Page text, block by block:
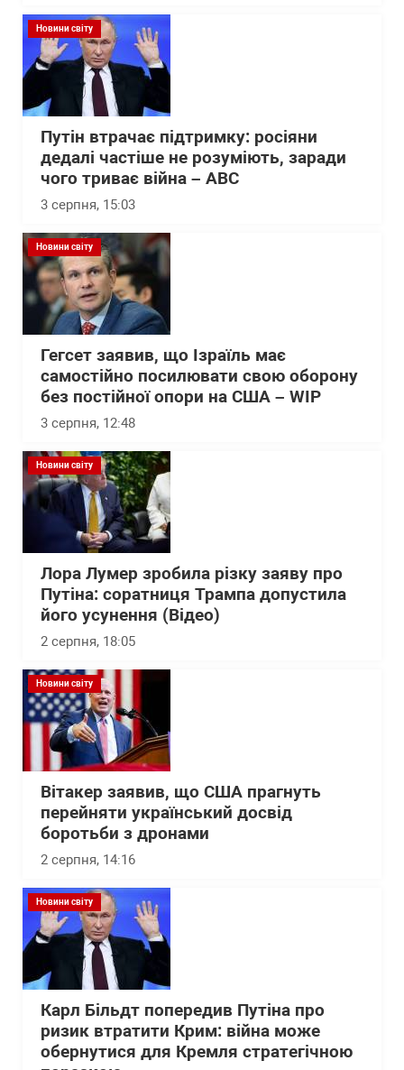
Новини світу
Путін втрачає підтримку: росіяни
дедалі частіше не розуміють, заради
чого триває війна – АВС
3 серпня, 15:03
Новини світу
Гегсет заявив, що Ізраїль має
самостійно посилювати свою оборону
без постійної опори на США – WІP
3 серпня, 12:48
Новини світу
Лора Лумер зробила різку заяву про
Путіна: соратниця Трампа допустила
його усунення (Відео)
2 серпня, 18:05
Новини світу
Вітакер заявив, що США прагнуть
перейняти український досвід
боротьби з дронами
2 серпня, 14:16
Новини світу
Карл Більдт попередив Путіна про
ризик втратити Крим: війна може
обернутися для Кремля стратегічною